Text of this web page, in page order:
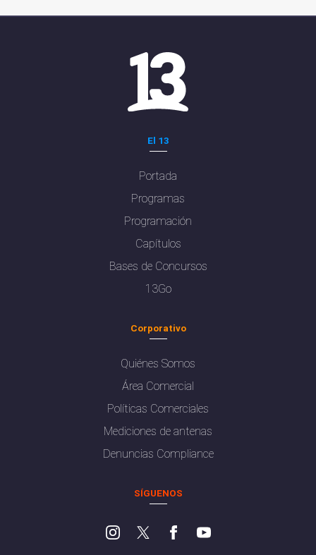
El 13
Portada
Programas
Programación
Capítulos
Bases de Concursos
13Go
Corporativo
Quiénes Somos
Área Comercial
Políticas Comerciales
Mediciones de antenas
Denuncias Compliance
SÍGUENOS